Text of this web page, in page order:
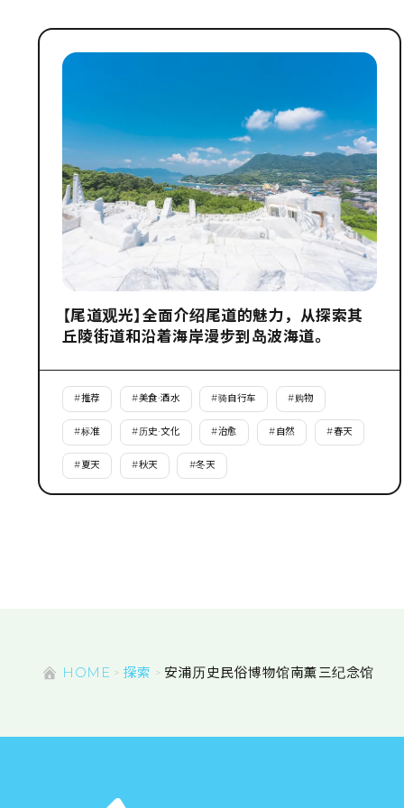
【尾道观光】全面介绍尾道的魅力，从探索其
丘陵街道和沿着海岸漫步到岛波海道。
#推荐 #美食·酒水 #骑自行车 #购物
#标准 #历史·文化 #治愈 #自然 #春天
#夏天 #秋天 #冬天
HOME 探索 安浦历史民俗博物馆南薰三纪念馆